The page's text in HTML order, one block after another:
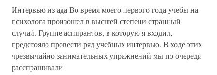
Интервью из ада Во время моего первого года учебы на
психолога произошел в высшей степени странный
случай. Группе аспирантов, в которую я входил,
предстояло провести ряд учебных интервью. В ходе этих
чрезвычайно занимательных упражнений мы по очереди
расспрашивали